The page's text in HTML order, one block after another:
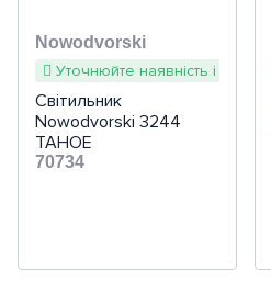
Nowodvorski
Уточнюйте наявність і терміни
Світильник
Nowodvorski 3244
TAHOE
70734